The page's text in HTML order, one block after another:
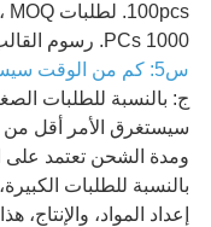
100pcs. لطلبات ODM ، MOQ
1000 PCs. رسوم القالب سيتم تحصيلها وفقا للتصميم.
س5: كم من الوقت سيستغرق لإكمال الطلب؟
ج: بالنسبة للطلبات
سيستغرق الأمر أقل من 3 أيام لإعداد وتسليمها
ومدة الشحن تعتمد على اختيار
بالنسبة للطلبات
إعداد المواد، والإنتاج، هذا